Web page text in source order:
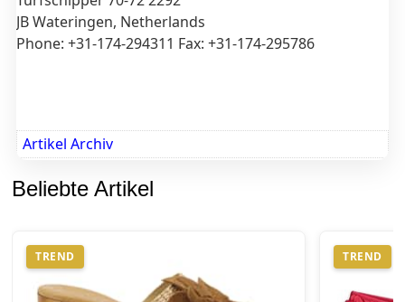
JB Wateringen, Netherlands
Phone: +31-174-294311 Fax: +31-174-295786
Artikel Archiv
Beliebte Artikel
TREND TREND